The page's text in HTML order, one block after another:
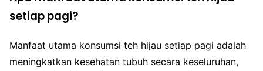
setiap pagi?
Manfaat utama konsumsi teh hijau setiap pagi adalah
meningkatkan kesehatan tubuh secara keseluruhan,